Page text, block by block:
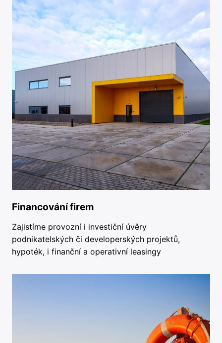
Financování firem
Zajistíme provozní i investiční úvěry
podnikatelských či developerských projektů,
hypoték, i finanční a operativní leasingy